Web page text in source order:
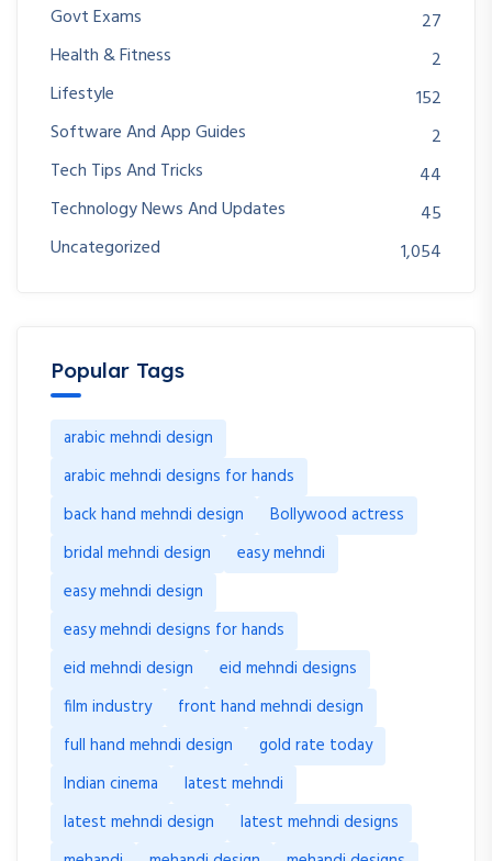
Govt Exams
27
Health & Fitness
2
Lifestyle
152
Software And App Guides
2
Tech Tips And Tricks
44
Technology News And Updates
45
Uncategorized
1,054
Popular Tags
arabic mehndi design
arabic mehndi designs for hands
back hand mehndi design
Bollywood actress
bridal mehndi design
easy mehndi
easy mehndi design
easy mehndi designs for hands
eid mehndi design
eid mehndi designs
film industry
front hand mehndi design
full hand mehndi design
gold rate today
Indian cinema
latest mehndi
latest mehndi design
latest mehndi designs